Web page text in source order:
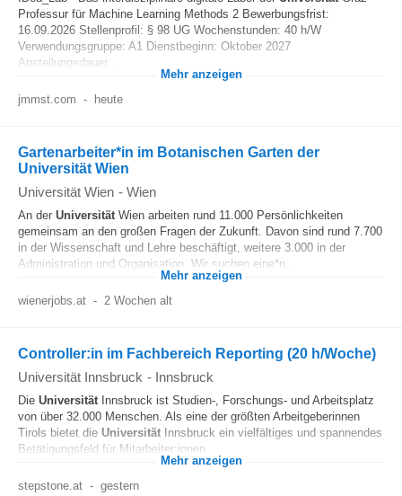
Professur für Machine Learning Methods 2 Bewerbungsfrist:
16.09.2026 Stellenprofil: § 98 UG Wochenstunden: 40 h/W
Verwendungsgruppe: A1 Dienstbeginn: Oktober 2027
Anstellungsdauer...
Mehr anzeigen
jmmst.com - heute
Gartenarbeiter*in im Botanischen Garten der
Universität Wien
Universität Wien - Wien
An der UniversitätWien arbeiten rund 11.000 Persönlichkeiten
gemeinsam an den großen Fragen der Zukunft. Davon sind rund 7.700
in der Wissenschaft und Lehre beschäftigt, weitere 3.000 in der
Administration und Organisation. Wir suchen eine*n...
Mehr anzeigen
wienerjobs.at - 2 Wochen alt
Controller:in im Fachbereich Reporting (20 h/Woche)
Universität Innsbruck - Innsbruck
Die UniversitätInnsbruck ist Studien-, Forschungs- und Arbeitsplatz
von über 32.000 Menschen. Als eine der größten Arbeitgeberinnen
Tirols bietet die Universität Innsbruck ein vielfältiges und spannendes
Betätigungsfeld für Mitarbeiter:innen...
Mehr anzeigen
stepstone.at - gestern